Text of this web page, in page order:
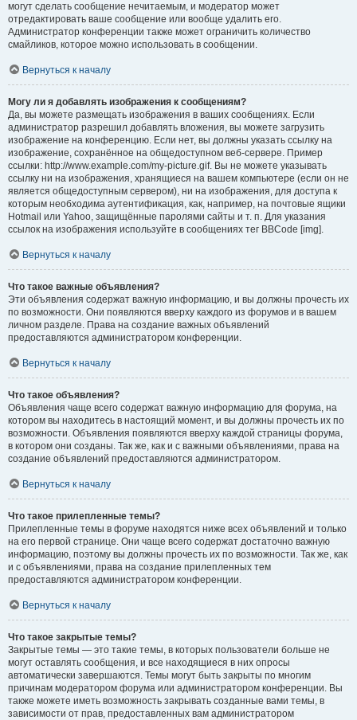
могут сделать сообщение нечитаемым, и модератор может
отредактировать ваше сообщение или вообще удалить его.
Администратор конференции также может ограничить количество
смайликов, которое можно использовать в сообщении.
Вернуться к началу
Могу ли я добавлять изображения к сообщениям?
Да, вы можете размещать изображения в ваших сообщениях. Если
администратор разрешил добавлять вложения, вы можете загрузить
изображение на конференцию. Если нет, вы должны указать ссылку на
изображение, сохранённое на общедоступном веб-сервере. Пример
ссылки: http://www.example.com/my-picture.gif. Вы не можете указывать
ссылку ни на изображения, хранящиеся на вашем компьютере (если он не
является общедоступным сервером), ни на изображения, для доступа к
которым необходима аутентификация, как, например, на почтовые ящики
Hotmail или Yahoo, защищённые паролями сайты и т. п. Для указания
ссылок на изображения используйте в сообщениях тег BBCode [img].
Вернуться к началу
Что такое важные объявления?
Эти объявления содержат важную информацию, и вы должны прочесть их
по возможности. Они появляются вверху каждого из форумов и в вашем
личном разделе. Права на создание важных объявлений
предоставляются администратором конференции.
Вернуться к началу
Что такое объявления?
Объявления чаще всего содержат важную информацию для форума, на
котором вы находитесь в настоящий момент, и вы должны прочесть их по
возможности. Объявления появляются вверху каждой страницы форума,
в котором они созданы. Так же, как и с важными объявлениями, права на
создание объявлений предоставляются администратором.
Вернуться к началу
Что такое прилепленные темы?
Прилепленные темы в форуме находятся ниже всех объявлений и только
на его первой странице. Они чаще всего содержат достаточно важную
информацию, поэтому вы должны прочесть их по возможности. Так же, как
и с объявлениями, права на создание прилепленных тем
предоставляются администратором конференции.
Вернуться к началу
Что такое закрытые темы?
Закрытые темы — это такие темы, в которых пользователи больше не
могут оставлять сообщения, и все находящиеся в них опросы
автоматически завершаются. Темы могут быть закрыты по многим
причинам модератором форума или администратором конференции. Вы
также можете иметь возможность закрывать созданные вами темы, в
зависимости от прав, предоставленных вам администратором